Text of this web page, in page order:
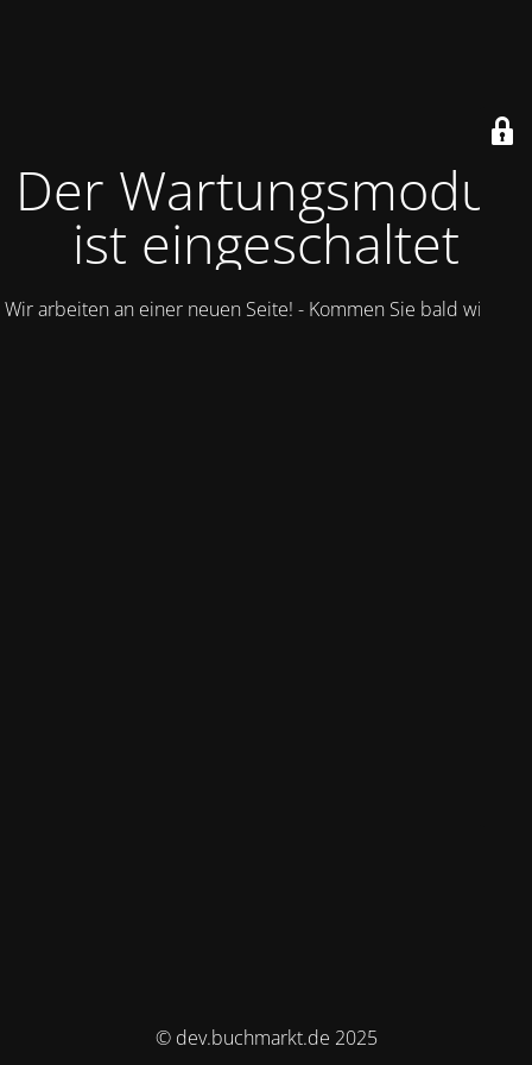
Der Wartungsmodus
ist eingeschaltet
Wir arbeiten an einer neuen Seite! - Kommen Sie bald wieder.
© dev.buchmarkt.de 2025